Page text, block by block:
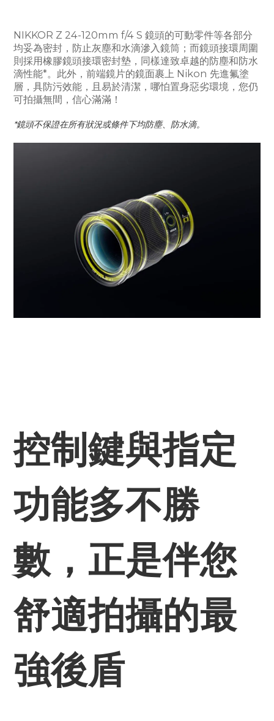
NIKKOR Z 24-120mm f/4 S 鏡頭的可動零件等各部分
均妥為密封，防止灰塵和水滴滲入鏡筒；而鏡頭接環周圍
則採用橡膠鏡頭接環密封墊，同樣達致卓越的防塵和防水
滴性能*。此外，前端鏡片的鏡面裹上 Nikon 先進氟塗
層，具防污效能，且易於清潔，哪怕置身惡劣環境，您仍
可拍攝無間，信心滿滿！
*鏡頭不保證在所有狀況或條件下均防塵、防水滴。
控制鍵與指定
功能多不勝
數，正是伴您
舒適拍攝的最
強後盾